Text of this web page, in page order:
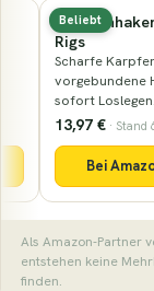
Beliebt
Karpfenhaken &
Scharfe
vorgebundene Hair-
sofort Loslegen.
13,97 €· Stand
Bei Amazon
Als Amazon-Partner
entstehen keine
finden.